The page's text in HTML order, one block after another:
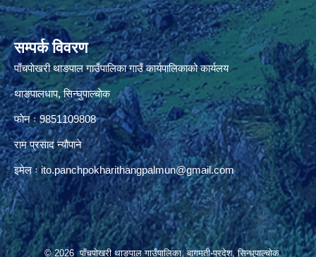
सम्पर्क विवरण
पाँचपाेखरी थाङपाल गाउँपालिका गाउँ कार्यपालिकाको कार्यलय
थाङपालधाप, सिन्घुपाल्चाेक
फाेन ः 9851109808
राम प्रसाद न्याैपाने
इमेल ःito.panchpokharithangpalmun@gmail.com
© 2026 पाँचपोखरी थाङपाल गाउँपालिका, बागमती-प्रदेश, सिन्धुपाल्चोक